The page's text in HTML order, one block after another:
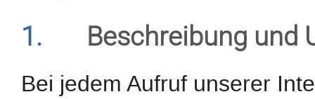
1. Beschreibung und
Bei jedem Aufruf unserer